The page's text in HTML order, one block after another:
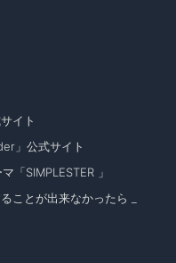
イト
」公式サイト
「SIMPLESTER 」
ことが出来なかったら _